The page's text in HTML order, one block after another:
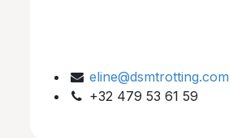
eline@dsmtrotting.com
+32 479 53 61 59